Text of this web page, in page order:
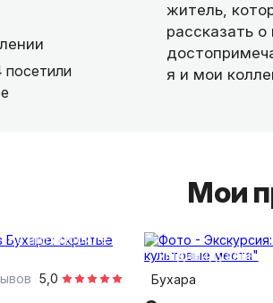
посетили
житель,
рассказать
я и мои
Мои
на автомобиле
5,0
индивидуальная
Бухара